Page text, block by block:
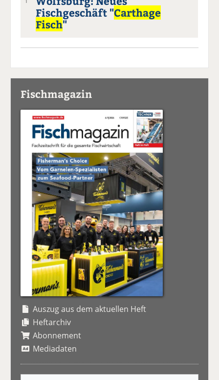
Fischgeschäft "Carthage
Fisch"
Fischmagazin
Auszug aus dem aktuellen Heft
Heftarchiv
Abonnement
Mediadaten